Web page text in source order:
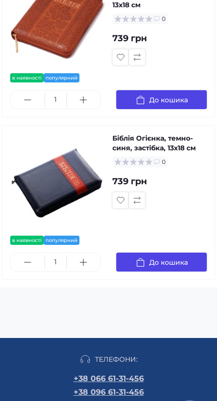
в наявності популярний
13х18 см
0
739 грн
До кошика
в наявності популярний
Біблія Огієнка, темно-
синя, застібка, 13х18 см
0
739 грн
До кошика
ТЕЛЕФОНИ:
+38 066 61-31-456
+38 096 61-31-456